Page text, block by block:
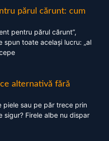
părul cărunt: cum
pentru părul cărunt”,
spun toate același lucru: „al
alternativă fără
piele sau pe păr trece prin
sigur? Firele albe nu dispar